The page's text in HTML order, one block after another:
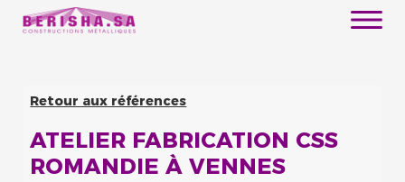
Retour aux références
ATELIER FABRICATION CSS
ROMANDIE À VENNES